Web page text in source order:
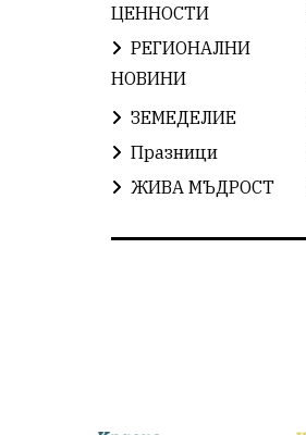
ЦЕННОСТИ
РЕГИОНАЛНИ
НОВИНИ
ЗЕМЕДЕЛИЕ
Празници
ЖИВА МЪДРОСТ